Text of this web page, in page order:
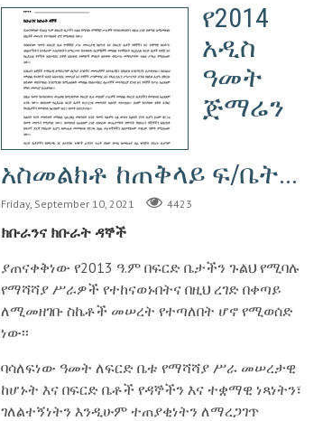
የ2014
አዲስ
ዓመት
ጅማሬን
አስመልክቶ ከጠቅላይ ፍ/ቤት...
Friday, September 10, 2021 4423
ክቡራንና ክቡራት ዳኞች
ያጠናቀቅነው የ2013 ዓ.ም በፍርድ ቤታችን ጉልህ የሚባሉ
የማሻሻያ ሥራዎች የተከናወኑበትና በዚህ ረገድ በቀጣይ
ለሚመዘገቡ ስኬቶች መሠረት የተጣለበት ሆኖ የሚወሰድ
ነው፡፡
ባሳለፍነው ዓመት ለፍርድ ቤቱ የማሻሻያ ሥራ መሠረታዊ
ከሆኑት እና በፍርድ ቤቶች የዳኞችን እና ተቋማዊ ነጻነትን፣
ገለልተኝነትን እንዲሁም ተጠያቂነትን ለማረጋገጥ